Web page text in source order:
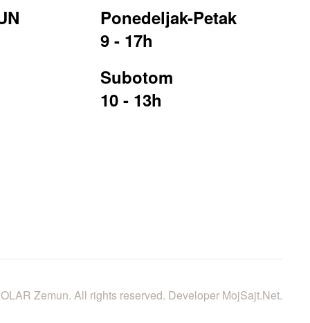
Ponedeljak-Petak
9 - 17h
Subotom
10 - 13h
Zemun. All rights reserved. Developer MojSajt.Net.